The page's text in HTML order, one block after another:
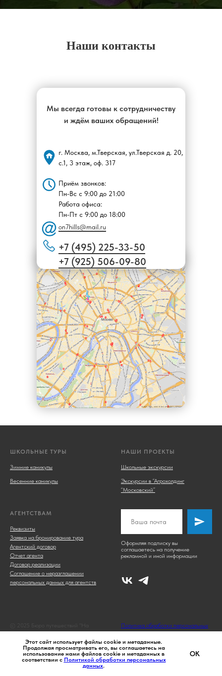
Наши контакты
Мы всегда готовы к сотрудничеству
и ждём ваших обращений!
г. Москва, м.Тверская, ул.Тверская д. 20,
с.1, 3 этаж, оф. 317
Приём звонков:
Пн-Вс с 9:00 до 21:00
Работа офиса:
Пн-Пт с 9:00 до 18:00
on7hills@mail.ru
+7 (495) 225-33-50
+7 (925) 506-09-80
ШКОЛЬНЫЕ ТУРЫ
Зимние каникулы
Весенние каникулы
НАШИ ПРОЕКТЫ
Школьные экскурсии
Экскурсии в “Агрохолдинг
“Московский”
АГЕНТСТВАМ
Реквизиты
Заявка на бронирование тура
Агентский договор
Отчет агента
Договор реализации
Соглашение о неразглашении
персональных данных для агентств
Оформляя подписку вы
соглашаетесь на получение
рекламной и иной информации
© 2025 Бюро путешествий "На
Политика обработки персональных
Этот сайт использует файлы cookie и метаданные.
Продолжая просматривать его, вы соглашаетесь на
использование нами файлов cookie и метаданных в
соответствии с Политикой обработки персональных
данных.
OK